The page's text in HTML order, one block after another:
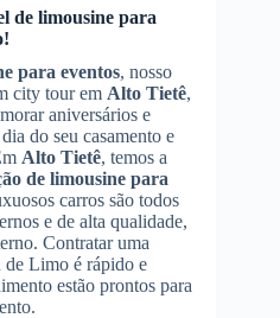
de limousine para
para eventos, nosso
city tour em Alto Tietê,
aniversários e
do seu casamento e
Alto Tietê, temos a
de limousine para
carros são todos
e de alta qualidade,
Contratar uma
de Limo é rápido e
estão prontos para